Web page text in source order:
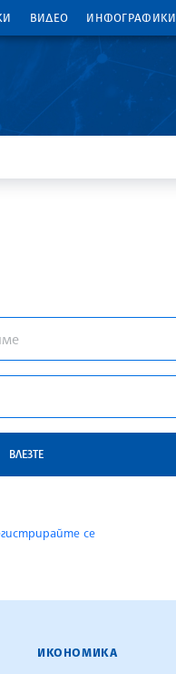
ВИДЕО ИНФОГРАФИКИ
ВЛЕЗТЕ
се
ИКОНОМИКА